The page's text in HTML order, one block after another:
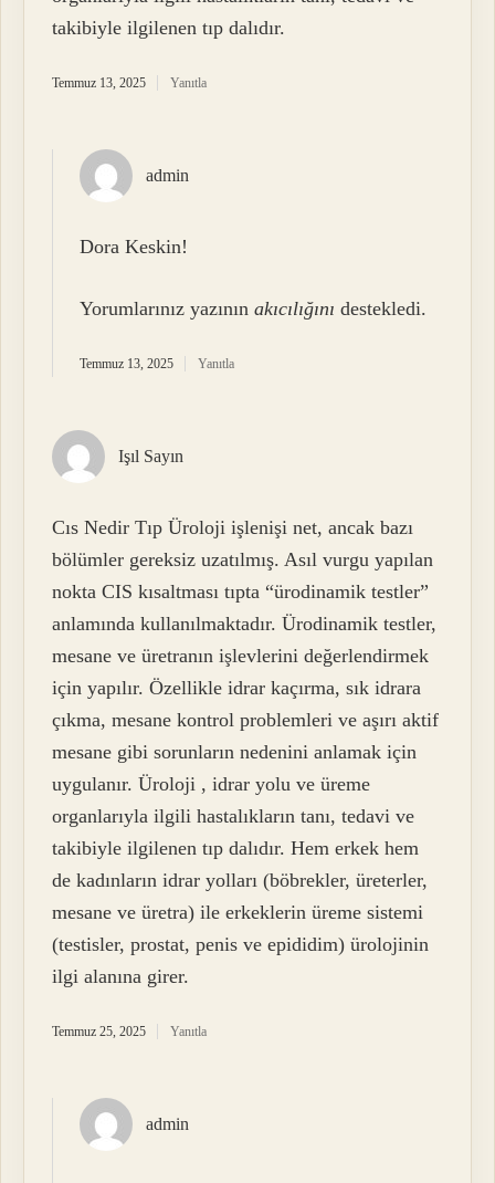
takibiyle ilgilenen tıp dalıdır.
Temmuz 13, 2025 Yanıtla
admin
Dora Keskin!
Yorumlarınız yazınınakıcılığını destekledi.
Temmuz 13, 2025 Yanıtla
Işıl Sayın
Cıs Nedir Tıp Üroloji işlenişi net, ancak bazı
bölümler gereksiz uzatılmış. Asıl vurgu yapılan
nokta CIS kısaltması tıpta “ürodinamik testler”
anlamında kullanılmaktadır. Ürodinamik testler,
mesane ve üretranın işlevlerini değerlendirmek
için yapılır. Özellikle idrar kaçırma, sık idrara
çıkma, mesane kontrol problemleri ve aşırı aktif
mesane gibi sorunların nedenini anlamak için
uygulanır. Üroloji , idrar yolu ve üreme
organlarıyla ilgili hastalıkların tanı, tedavi ve
takibiyle ilgilenen tıp dalıdır. Hem erkek hem
de kadınların idrar yolları (böbrekler, üreterler,
mesane ve üretra) ile erkeklerin üreme sistemi
(testisler, prostat, penis ve epididim) ürolojinin
ilgi alanına girer.
Temmuz 25, 2025 Yanıtla
admin